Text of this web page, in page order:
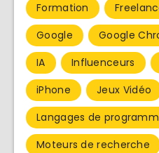
Formation
Google
Google
IA
Influenceurs
iPhone
Jeux Vidéo
Langages de
Moteurs de recherche